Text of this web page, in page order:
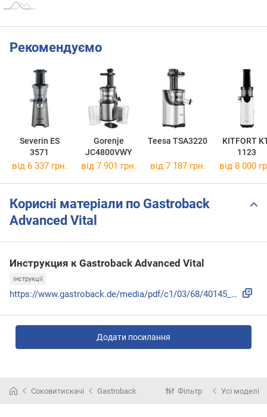
Рекомендуємо
Severin ES
3571
Gorenje
JC4800VWY
Teesa TSA3220
KITFORT
1123
від 6 337 грн. від 7 901 грн. від 7 187 грн. від 8 000
Корисні матеріали по Gastroback
Advanced Vital
Инструкция к Gastroback Advanced Vital
інструкції
https://www.gastroback.de/media/pdf/c1/03/68/40145_BDA_IM_2...
Додати посилання
Соковитискачі Gastroback Фільтр Усі моделі